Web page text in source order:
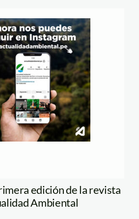
edición de la revista
Ambiental